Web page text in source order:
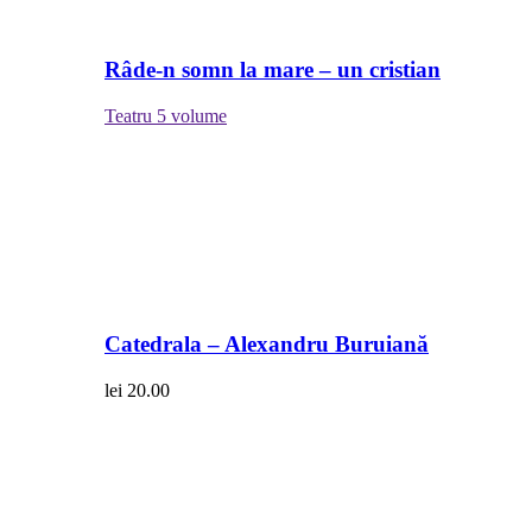
Râde-n somn la mare – un cristian
Teatru 5 volume
Catedrala – Alexandru Buruiană
lei 20.00